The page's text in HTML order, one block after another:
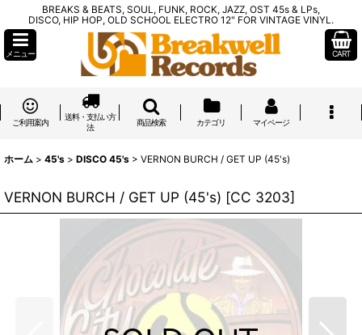
BREAKS & BEATS, SOUL, FUNK, ROCK, JAZZ, OST 45s & LPs,
DISCO, HIP HOP, OLD SCHOOL ELECTRO 12" FOR VINTAGE VINYL.
メニュー CART
ご利用案内
送料・支払い方
法
商品検索 カテゴリ マイページ
ホーム > 45's > DISCO 45's > VERNON BURCH / GET UP (45's)
VERNON BURCH / GET UP (45's) [CC 3203]